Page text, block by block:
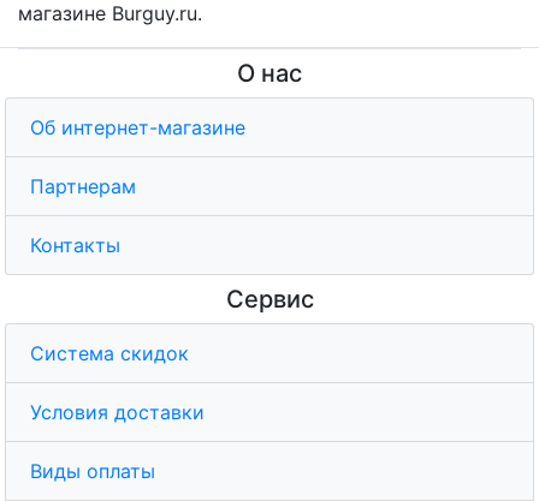
магазине Burguy.ru.
О нас
Об интернет-магазине
Партнерам
Контакты
Сервис
Система скидок
Условия доставки
Виды оплаты